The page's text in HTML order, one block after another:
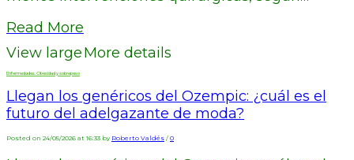
Read More
View largeMore details
Enfermedades. Obesidad y sobrepeso
Llegan los genéricos del Ozempic: ¿cuál es el
futuro del adelgazante de moda?
Posted on 24/05/2026 at 16:33 by Roberto Valdés / 0